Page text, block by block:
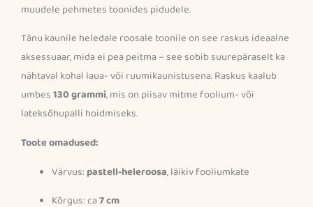
muudele pehmetes toonides pidudele.
Tänu kaunile heledale roosale toonile on see raskus ideaalne
aksessuaar, mida ei pea peitma – see sobib suurepäraselt ka
nähtaval kohal laua- või ruumikaunistusena. Raskus kaalub
umbes130 grammi, mis on piisav mitme foolium- või
lateksõhupalli hoidmiseks.
Toote omadused:
Värvus:pastell-heleroosa, läikiv fooliumkate
Kõrgus: ca7 cm